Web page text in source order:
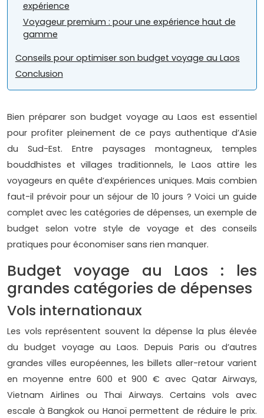
expérience
Voyageur premium : pour une expérience haut de
gamme
Conseils pour optimiser son budget voyage au Laos
Conclusion
Bien préparer son budget voyage au Laos est essentiel
pour profiter pleinement de ce pays authentique d’Asie
du Sud-Est. Entre paysages montagneux, temples
bouddhistes et villages traditionnels, le Laos attire les
voyageurs en quête d’expériences uniques. Mais combien
faut-il prévoir pour un séjour de 10 jours ? Voici un guide
complet avec les catégories de dépenses, un exemple de
budget selon votre style de voyage et des conseils
pratiques pour économiser sans rien manquer.
Budget voyage au Laos : les
grandes catégories de dépenses
Vols internationaux
Les vols représentent souvent la dépense la plus élevée
du budget voyage au Laos. Depuis Paris ou d’autres
grandes villes européennes, les billets aller-retour varient
en moyenne entre 600 et 900 € avec Qatar Airways,
Vietnam Airlines ou Thai Airways. Certains vols avec
escale à Bangkok ou Hanoï permettent de réduire le prix.